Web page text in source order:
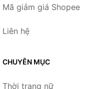
Mã giảm giá Shopee
Liên hệ
CHUYÊN MỤC
Thời trang nữ